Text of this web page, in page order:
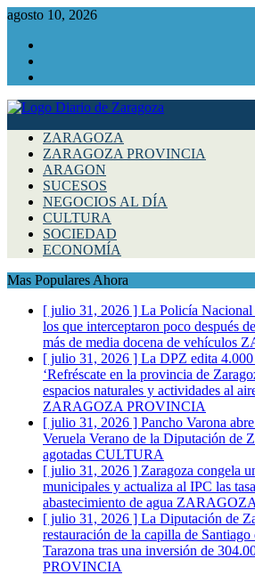
agosto 10, 2026
ZARAGOZA
ZARAGOZA PROVINCIA
ARAGON
SUCESOS
NEGOCIOS AL DÍA
CULTURA
SOCIEDAD
ECONOMÍA
Mas Populares Ahora
[ julio 31, 2026 ] La Policía Nacional
los que interceptaron poco después
más de media docena de vehículos
[ julio 31, 2026 ] La DPZ edita 4.000
‘Refréscate en la provincia de
espacios naturales y actividades al
ZARAGOZA PROVINCIA
[ julio 31, 2026 ] Pancho Varona
Veruela Verano de la Diputación de
agotadas CULTURA
[ julio 31, 2026 ] Zaragoza congela
municipales y actualiza al IPC las
abastecimiento de agua ZARAGOZA
[ julio 31, 2026 ] La Diputación de
restauración de la capilla de Santiago
Tarazona tras una inversión de
PROVINCIA